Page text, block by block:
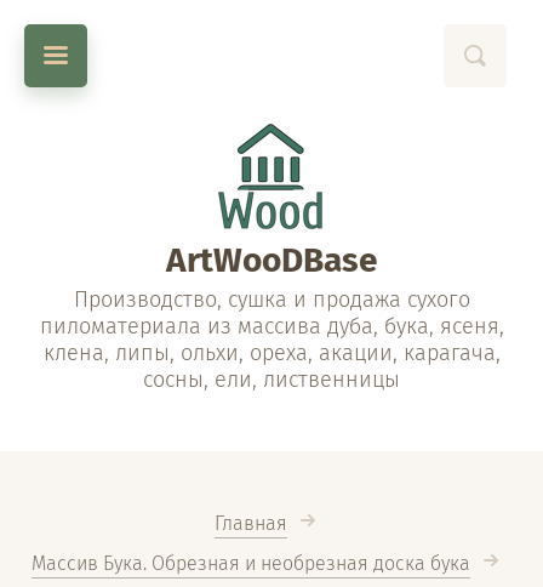
ArtWooDBase
Производство, сушка и продажа сухого
пиломатериала из массива дуба, бука, ясеня,
клена, липы, ольхи, ореха, акации, карагача,
сосны, ели, лиственницы
Главная
Массив Бука. Обрезная и необрезная доска бука